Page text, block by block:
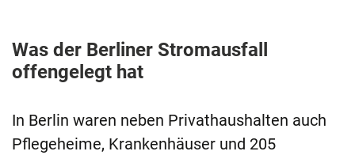
Was der Berliner Stromausfall
offengelegt hat
In Berlin waren neben Privathaushalten auch
Pflegeheime, Krankenhäuser und 205